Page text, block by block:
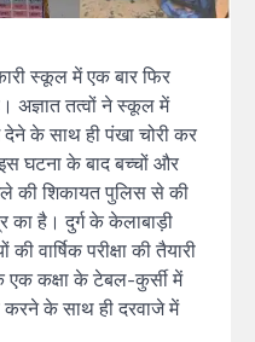
स्कूल में एक बार फिर
अज्ञात तत्वों ने स्कूल में
के साथ ही पंखा चोरी कर
घटना के बाद बच्चों और
की शिकायत पुलिस से की
का है। दुर्ग के केलाबाड़ी
वार्षिक परीक्षा की तैयारी
कक्षा के टेबल-कुर्सी में
के साथ ही दरवाजे में